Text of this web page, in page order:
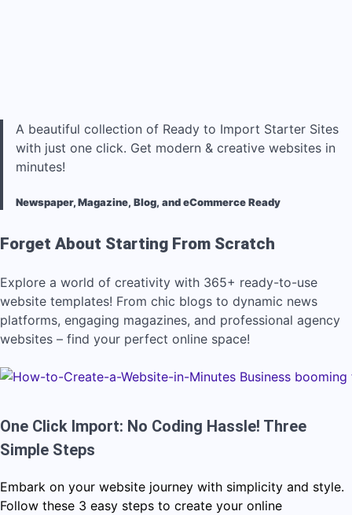
A beautiful collection of Ready to Import Starter Sites
with just one click. Get modern & creative websites in
minutes!
Newspaper, Magazine, Blog, and eCommerce Ready
Forget About Starting From Scratch
Explore a world of creativity with 365+ ready-to-use
website templates! From chic blogs to dynamic news
platforms, engaging magazines, and professional agency
websites – find your perfect online space!
One Click Import: No Coding Hassle! Three
Simple Steps
Embark on your website journey with simplicity and style.
Follow these 3 easy steps to create your online